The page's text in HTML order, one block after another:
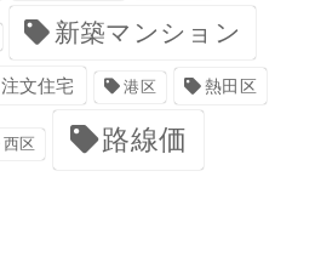
新築マンション
注文住宅 港区 熱田区
西区 路線価